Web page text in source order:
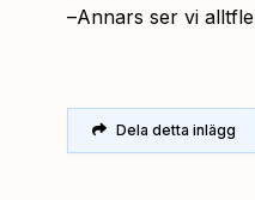
–Annars ser vi
Dela detta inlägg